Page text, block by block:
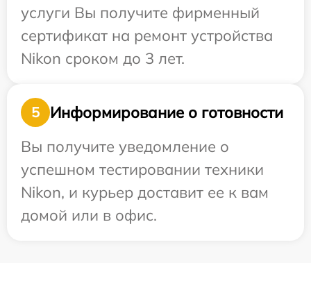
услуги Вы получите фирменный
сертификат на ремонт устройства
Nikon сроком до 3 лет.
5
Информирование о готовности
Вы получите уведомление о
успешном тестировании техники
Nikon, и курьер доставит ее к вам
домой или в офис.